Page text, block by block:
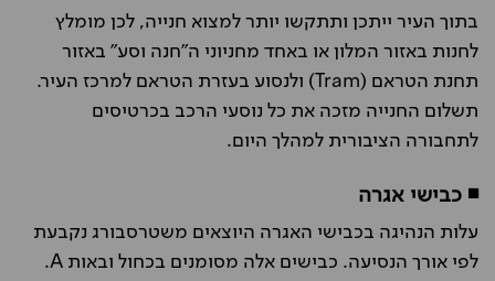
בתוך העיר ייתכן ותתקשו יותר למצוא חנייה, לכן מומלץ
לחנות באזור המלון או באחד מחניוני ה"חנה וסע" באזור
תחנת הטראם (Tram) ולנסוע בעזרת הטראם למרכז העיר.
תשלום החנייה מזכה את כל נוסעי הרכב בכרטיסים
לתחבורה הציבורית למהלך היום.
◾ כבישי אגרה
עלות הנהיגה בכבישי האגרה היוצאים משטרסבורג נקבעת
לפי אורך הנסיעה. כבישים אלה מסומנים בכחול ובאות A.